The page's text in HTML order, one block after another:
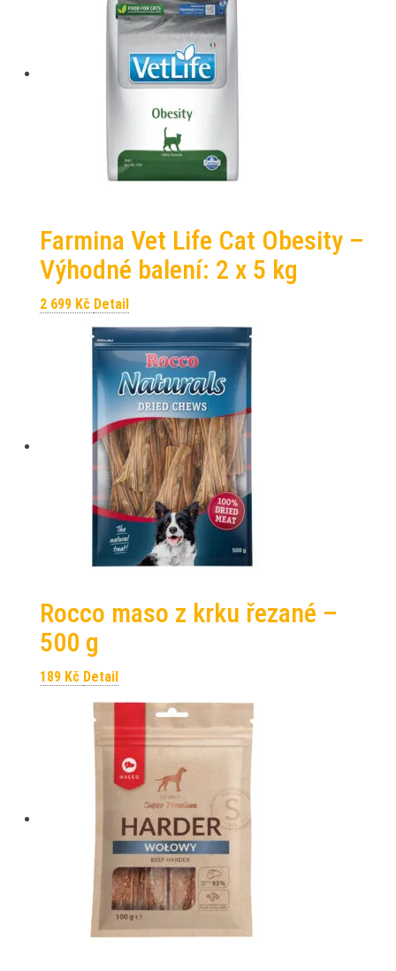
Farmina Vet Life Cat Obesity –
Výhodné balení: 2 x 5 kg
2 699 Kč Detail
Rocco maso z krku řezané –
500 g
189 Kč Detail